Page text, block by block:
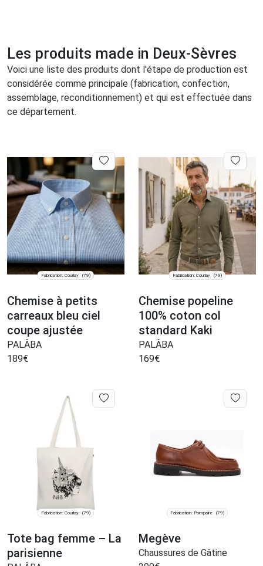
Les produits made in Deux-Sèvres
Voici une liste des produits dont l'étape de production est
considérée comme principale (fabrication, confection,
assemblage, reconditionnement) et qui est effectuée dans
ce département.
Fabrication: Courlay (79)
Chemise à petits
carreaux bleu ciel
coupe ajustée
PALÂBA
189€
Fabrication: Courlay (79)
Chemise popeline
100% coton col
standard Kaki
PALÂBA
169€
Fabrication: Courlay (79)
Tote bag femme – La
parisienne
Fabrication: Pompaire (79)
Megève
Chaussures de Gâtine